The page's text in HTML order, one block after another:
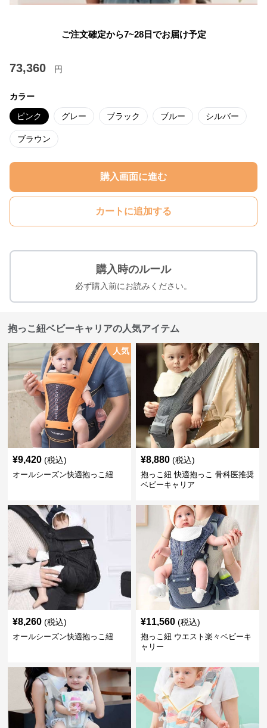
ご注文確定から7~28日でお届け予定
73,360 円
カラー
ピンク グレー ブラック ブルー シルバー
ブラウン
購入画面に進む
カートに追加する
購入時のルール
必ず購入前にお読みください。
抱っこ紐ベビーキャリアの人気アイテム
人気
¥9,420 (税込)
オールシーズン快適抱っこ紐
¥8,880 (税込)
抱っこ紐 快適抱っこ 骨科医推奨
ベビーキャリア
¥8,260 (税込)
オールシーズン快適抱っこ紐
¥11,560 (税込)
抱っこ紐 ウエスト楽々ベビーキ
ャリー